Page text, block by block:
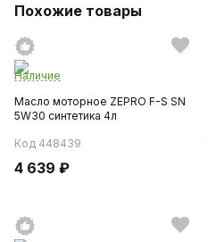
Похожие товары
Наличие
Масло моторное ZEPRO F-S SN
5W30 синтетика 4л
Код 448439
4 639 ₽